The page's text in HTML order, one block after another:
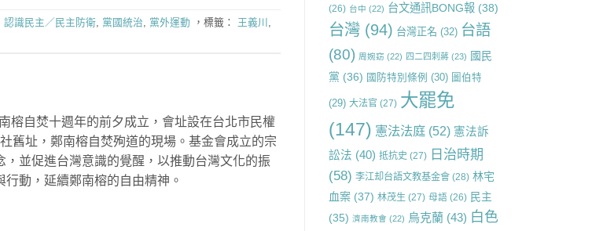
認識民主／民主防衛, 黨國統治, 黨外運動 ，標籤： 王義川 ,
榕自焚十週年的前夕成立，會址設在台北市民權
舊址，鄭南榕自焚殉道的現場。基金會成立的宗
並促進台灣意識的覺醒，以推動台灣文化的振
動，延續鄭南榕的自由精神。
(26) 台中 (22) 台文通訊BONG報(38)
台灣(94) 台灣正名 (32) 台語
(80) 周婉窈 (22) 四二四刺蔣(23) 國民
黨 (36) 國防特別條例 (30) 圖伯特
(29) 大法官(27) 大罷免
(147) 憲法法庭(52) 憲法訴
訟法 (40) 抵抗史 (27) 日治時期
(58) 李江却台語文教基金會(28) 林宅
血案(37) 林茂生 (27) 母語(26) 民主
(35) 濟南教會 (22) 烏克蘭(43) 白色